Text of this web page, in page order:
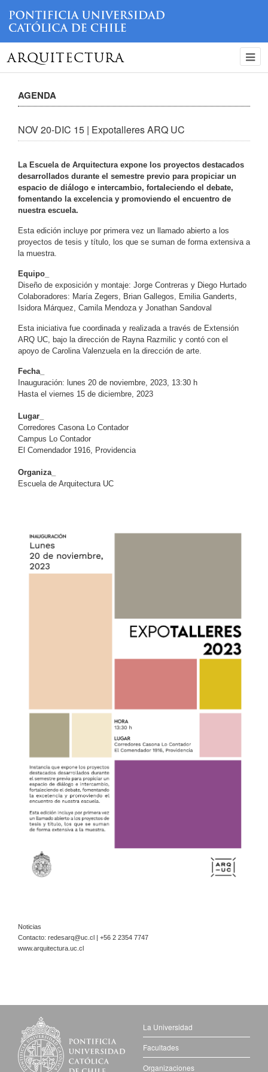
ARQUITECTURA
AGENDA
NOV 20-DIC 15 | Expotalleres ARQ UC
La Escuela de Arquitectura expone los proyectos destacados
desarrollados durante el semestre previo para propiciar un
espacio de diálogo e intercambio, fortaleciendo el debate,
fomentando la excelencia y promoviendo el encuentro de
nuestra escuela.
Esta edición incluye por primera vez un llamado abierto a los
proyectos de tesis y título, los que se suman de forma extensiva a
la muestra.
Equipo_
Diseño de exposición y montaje: Jorge Contreras y Diego Hurtado
Colaboradores: María Zegers, Brian Gallegos, Emilia Ganderts,
Isidora Márquez, Camila Mendoza y Jonathan Sandoval
Esta iniciativa fue coordinada y realizada a través de Extensión
ARQ UC, bajo la dirección de Rayna Razmilic y contó con el
apoyo de Carolina Valenzuela en la dirección de arte.
Fecha_
Inauguración: lunes 20 de noviembre, 2023, 13:30 h
Hasta el viernes 15 de diciembre, 2023
Lugar_
Corredores Casona Lo Contador
Campus Lo Contador
El Comendador 1916, Providencia
Organiza_
Escuela de Arquitectura UC
Noticias
Contacto: redesarq@uc.cl | +56 2 2354 7747
www.arquitectura.uc.cl
La Universidad
Facultades
Organizaciones